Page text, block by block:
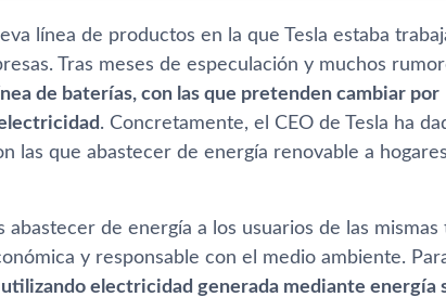
lí­nea de productos en la que Tesla estaba
Tras meses de especulación y muchos
de baterí­as, con las que pretenden cambiar por
. Concretamente, el CEO de Tesla ha
las que abastecer de energí­a renovable a
de energí­a a los usuarios de las mismas
y responsable con el medio ambiente.
utilizando electricidad generada mediante energí­a